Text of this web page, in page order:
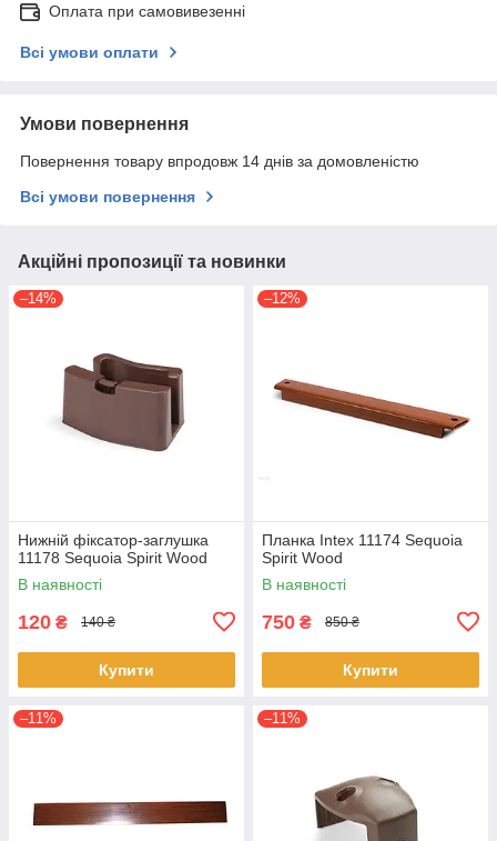
Оплата при самовивезенні
Всі умови оплати
Умови повернення
Повернення товару впродовж 14 днів за домовленістю
Всі умови повернення
Акційні пропозиції та новинки
–14%
Нижній фіксатор-заглушка
11178 Sequoia Spirit Wood
В наявності
120 ₴ 140 ₴
Купити
–12%
Планка Intex 11174 Sequoia
Spirit Wood
В наявності
750 ₴ 850 ₴
Купити
–11% –11%